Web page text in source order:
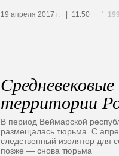
19 апреля 2017 г. 11:50
территории
В период Веймарской
размещалась тюрьма. С
следственный изолятор для
позже — снова тюрьма